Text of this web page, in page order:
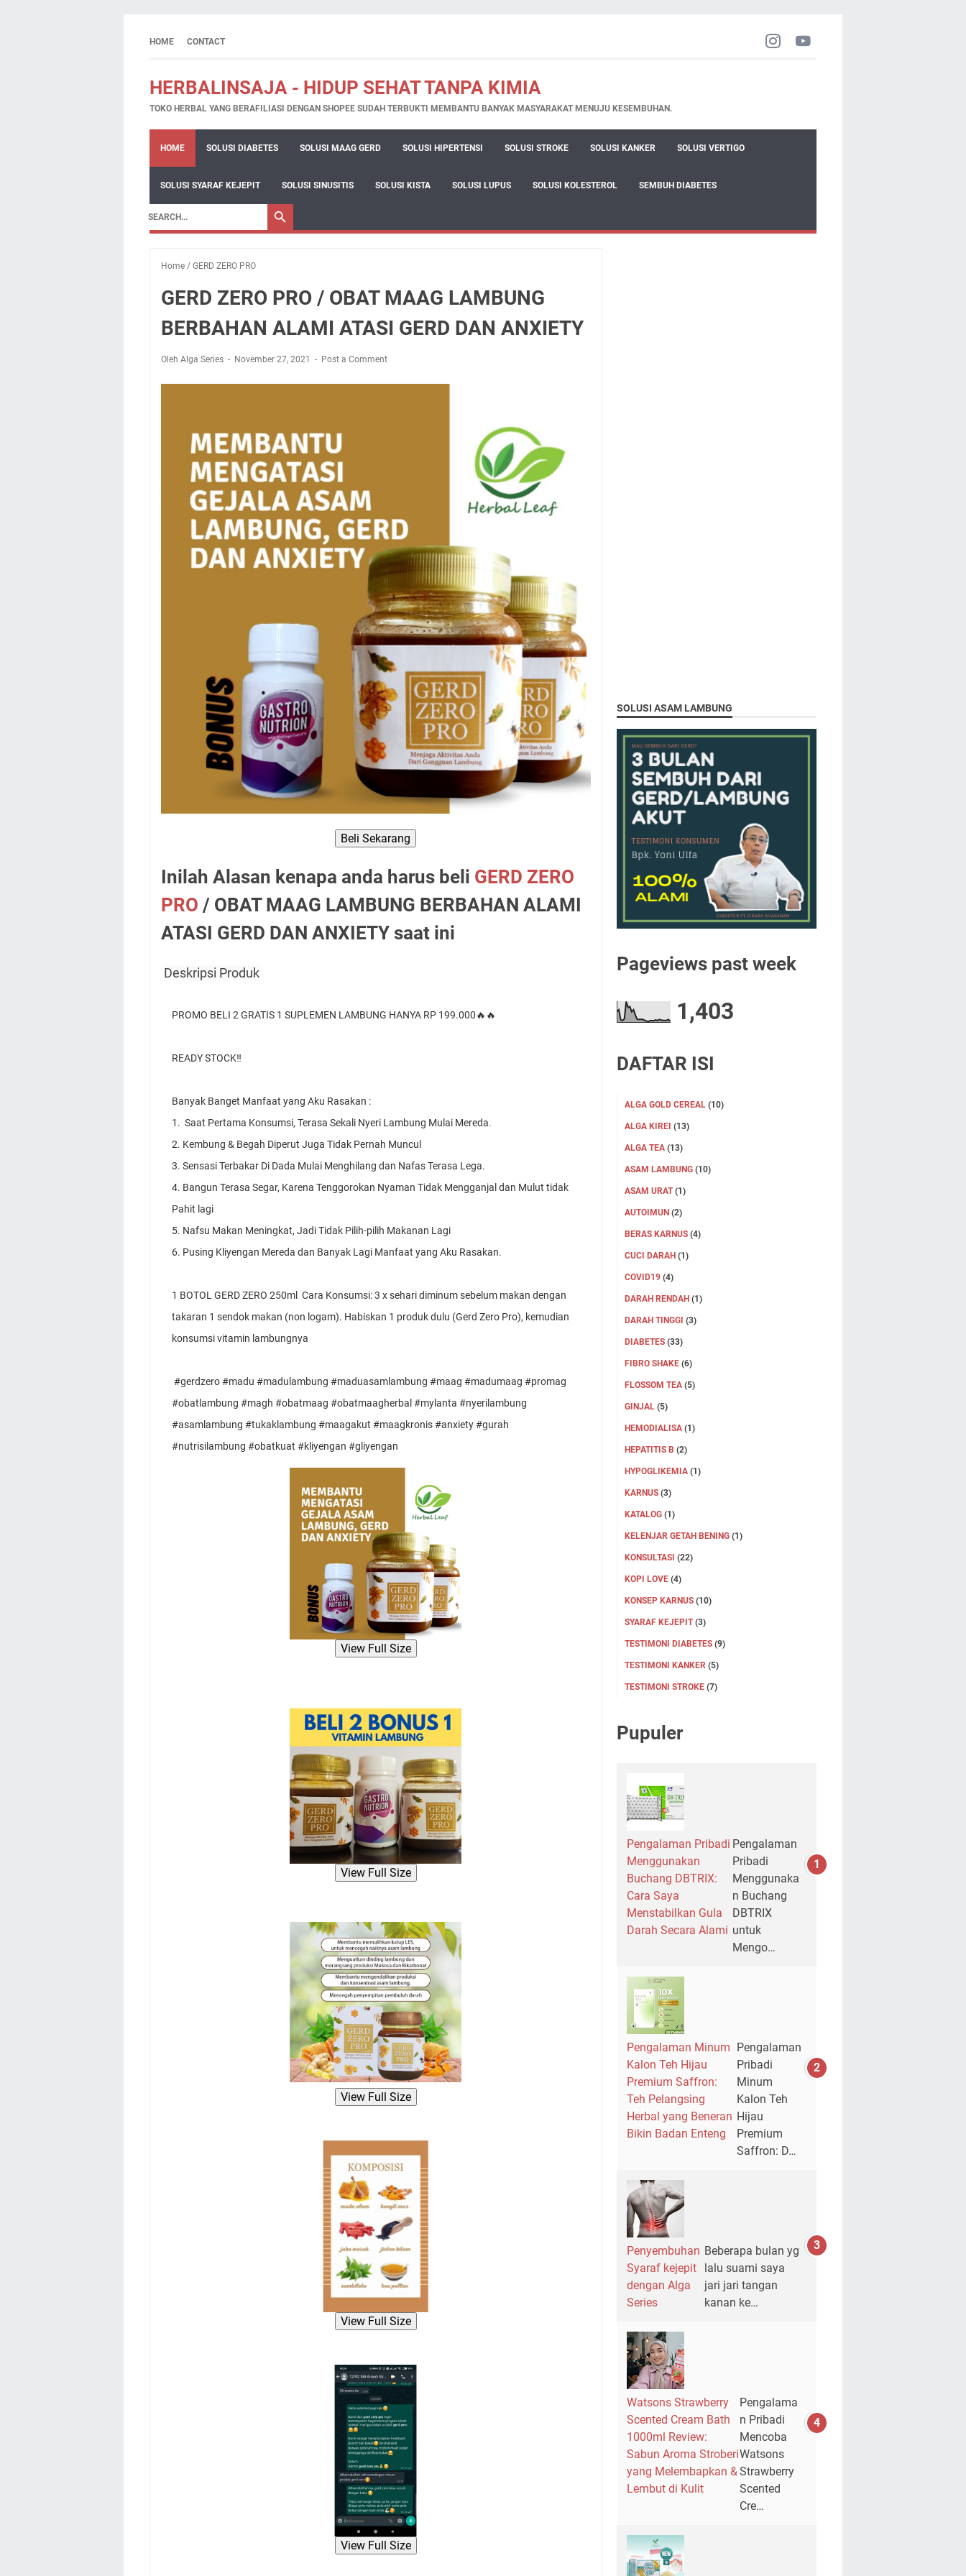
HOME CONTACT
HERBALINSAJA - HIDUP SEHAT TANPA KIMIA
TOKO HERBAL YANG BERAFILIASI DENGAN SHOPEE SUDAH TERBUKTI MEMBANTU BANYAK MASYARAKAT MENUJU KESEMBUHAN.
HOME SOLUSI DIABETES SOLUSI MAAG GERD SOLUSI HIPERTENSI SOLUSI STROKE SOLUSI KANKER SOLUSI VERTIGO
SOLUSI SYARAF KEJEPIT SOLUSI SINUSITIS SOLUSI KISTA SOLUSI LUPUS SOLUSI KOLESTEROL SEMBUH DIABETES
Home / GERD ZERO PRO
GERD ZERO PRO / OBAT MAAG LAMBUNG
BERBAHAN ALAMI ATASI GERD DAN ANXIETY
Oleh Alga Series November 27, 2021 Post a Comment
Beli Sekarang
Inilah Alasan kenapa anda harus beli GERD ZERO
PRO / OBAT MAAG LAMBUNG BERBAHAN ALAMI
ATASI GERD DAN ANXIETY saat ini
Deskripsi Produk
PROMO BELI 2 GRATIS 1 SUPLEMEN LAMBUNG HANYA RP 199.000🔥🔥
READY STOCK‼️
Banyak Banget Manfaat yang Aku Rasakan :
1.  Saat Pertama Konsumsi, Terasa Sekali Nyeri Lambung Mulai Mereda.
2. Kembung & Begah Diperut Juga Tidak Pernah Muncul
3. Sensasi Terbakar Di Dada Mulai Menghilang dan Nafas Terasa Lega.
4. Bangun Terasa Segar, Karena Tenggorokan Nyaman Tidak Mengganjal dan Mulut tidak
Pahit lagi
5. Nafsu Makan Meningkat, Jadi Tidak Pilih-pilih Makanan Lagi
6. Pusing Kliyengan Mereda dan Banyak Lagi Manfaat yang Aku Rasakan.
1 BOTOL GERD ZERO 250ml  Cara Konsumsi: 3 x sehari diminum sebelum makan dengan
takaran 1 sendok makan (non logam). Habiskan 1 produk dulu (Gerd Zero Pro), kemudian
konsumsi vitamin lambungnya
#obatlambung #magh #obatmaag #obatmaagherbal #mylanta #nyerilambung
#asamlambung #tukaklambung #maagakut #maagkronis #anxiety #gurah
#nutrisilambung #obatkuat #kliyengan #gliyengan
View Full Size
View Full Size
View Full Size
View Full Size
View Full Size
SOLUSI ASAM LAMBUNG
Pageviews past week
1,403
DAFTAR ISI
ALGA GOLD CEREAL (10)
ALGA KIREI (13)
ALGA TEA (13)
ASAM LAMBUNG (10)
ASAM URAT (1)
AUTOIMUN (2)
BERAS KARNUS (4)
CUCI DARAH (1)
COVID19 (4)
DARAH RENDAH (1)
DARAH TINGGI (3)
DIABETES (33)
FIBRO SHAKE (6)
FLOSSOM TEA (5)
GINJAL (5)
HEMODIALISA (1)
HEPATITIS B (2)
HYPOGLIKEMIA (1)
KARNUS (3)
KATALOG (1)
KELENJAR GETAH BENING (1)
KONSULTASI (22)
KOPI LOVE (4)
KONSEP KARNUS (10)
SYARAF KEJEPIT (3)
TESTIMONI DIABETES (9)
TESTIMONI KANKER (5)
TESTIMONI STROKE (7)
Pupuler
Pengalaman Pribadi
Menggunakan
Buchang DBTRIX:
Cara Saya
Menstabilkan Gula
Darah Secara Alami
Pengalaman
Pribadi
Menggunaka
n Buchang
DBTRIX
untuk
Mengo…
Pengalaman Minum
Kalon Teh Hijau
Premium Saffron:
Teh Pelangsing
Herbal yang Beneran
Bikin Badan Enteng
Pengalaman
Pribadi
Minum
Kalon Teh
Hijau
Premium
Saffron: D…
Penyembuhan
Syaraf kejepit
dengan Alga
Series
Beberapa bulan yg
lalu suami saya
jari jari tangan
kanan ke…
Watsons Strawberry
Scented Cream Bath
1000ml Review:
Sabun Aroma Stroberi
yang Melembapkan &
Lembut di Kulit
Pengalama
n Pribadi
Mencoba
Watsons
Strawberry
Scented
Cre…